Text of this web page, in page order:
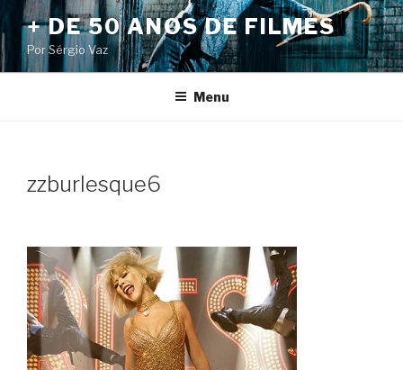
Pular
para
o
conteúdo
+ DE 50 ANOS DE FILMES
Por Sérgio Vaz
Menu
zzburlesque6